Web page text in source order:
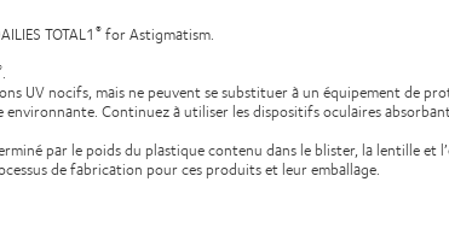
TOTAL1 ® for Astigmatism.
.
UV nocifs, mais ne peuvent se substituer à un équipement de
Continuez à utiliser les dispositifs oculaires
par le poids du plastique contenu dans le blister, la lentille et
de fabrication pour ces produits et leur emballage.